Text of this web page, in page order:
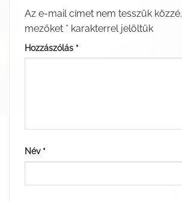
Az e-mail címet nem tesszük közzé.
mezőket * karakterrel jelöltük
Hozzászólás *
Név *